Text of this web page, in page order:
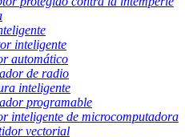
inteligente
automático
de radio
inteligente
programable
inteligente de microcomputadora
vectorial